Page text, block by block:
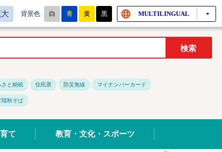
背景色 白 青 黄 黒 MULTILINGUAL
さと納税 住民票 防災無線 マイナンバーカード
陸秋そば
て 教育・文化・スポーツ